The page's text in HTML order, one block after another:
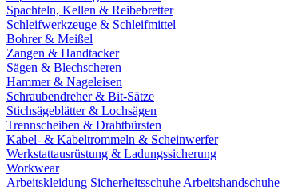
Spachteln, Kellen & Reibebretter
Schleifwerkzeuge & Schleifmittel
Bohrer & Meißel
Zangen & Handtacker
Sägen & Blechscheren
Hammer & Nageleisen
Schraubendreher & Bit-Sätze
Stichsägeblätter & Lochsägen
Trennscheiben & Drahtbürsten
Kabel- & Kabeltrommeln & Scheinwerfer
Werkstattausrüstung & Ladungssicherung
Workwear
Arbeitskleidung Sicherheitsschuhe Arbeitshandschuhe